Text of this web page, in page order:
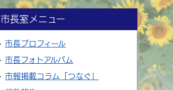
市長室メニュー
市長プロフィール
市長フォトアルバム
市報掲載コラム「つなぐ」